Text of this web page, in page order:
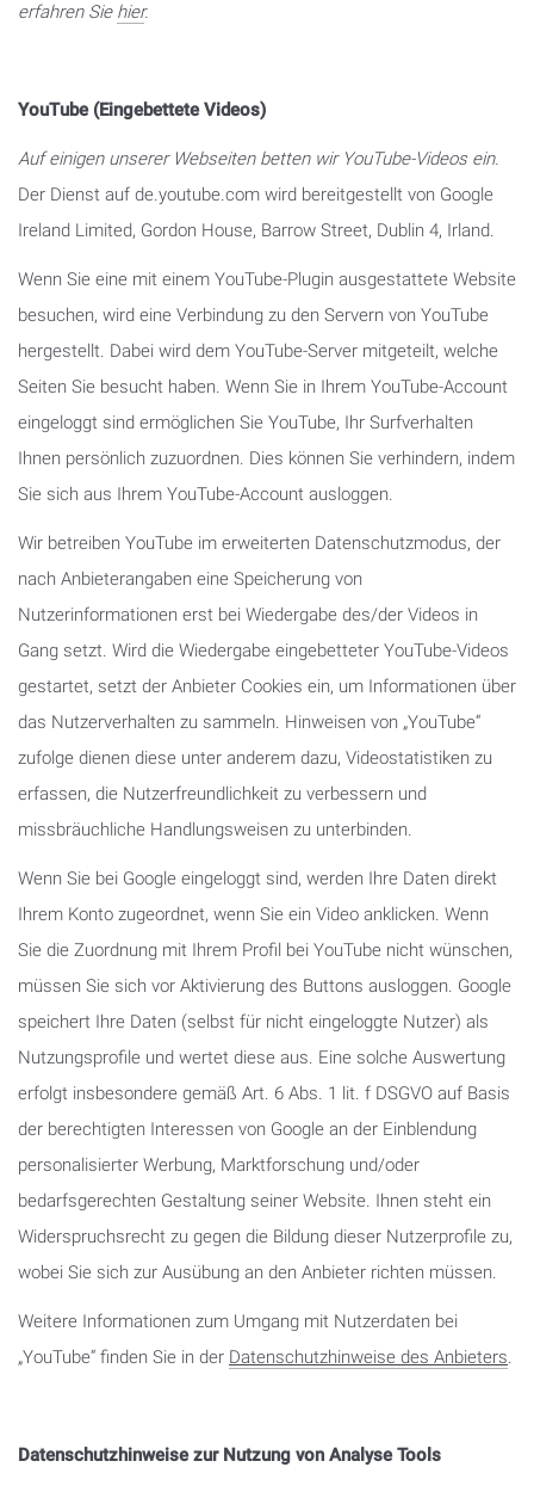
erfahren Sie hier.
YouTube (Eingebettete Videos)
Auf einigen unserer Webseiten betten wir YouTube-Videos ein.
Der Dienst auf de.youtube.com wird bereitgestellt von Google
Ireland Limited, Gordon House, Barrow Street, Dublin 4, Irland.
Wenn Sie eine mit einem YouTube-Plugin ausgestattete Website
besuchen, wird eine Verbindung zu den Servern von YouTube
hergestellt. Dabei wird dem YouTube-Server mitgeteilt, welche
Seiten Sie besucht haben. Wenn Sie in Ihrem YouTube-Account
eingeloggt sind ermöglichen Sie YouTube, Ihr Surfverhalten
Ihnen persönlich zuzuordnen. Dies können Sie verhindern, indem
Sie sich aus Ihrem YouTube-Account ausloggen.
Wir betreiben YouTube im erweiterten Datenschutzmodus, der
nach Anbieterangaben eine Speicherung von
Nutzerinformationen erst bei Wiedergabe des/der Videos in
Gang setzt. Wird die Wiedergabe eingebetteter YouTube-Videos
gestartet, setzt der Anbieter Cookies ein, um Informationen über
das Nutzerverhalten zu sammeln. Hinweisen von „YouTube“
zufolge dienen diese unter anderem dazu, Videostatistiken zu
erfassen, die Nutzerfreundlichkeit zu verbessern und
missbräuchliche Handlungsweisen zu unterbinden.
Wenn Sie bei Google eingeloggt sind, werden Ihre Daten direkt
Ihrem Konto zugeordnet, wenn Sie ein Video anklicken. Wenn
Sie die Zuordnung mit Ihrem Profil bei YouTube nicht wünschen,
müssen Sie sich vor Aktivierung des Buttons ausloggen. Google
speichert Ihre Daten (selbst für nicht eingeloggte Nutzer) als
Nutzungsprofile und wertet diese aus. Eine solche Auswertung
erfolgt insbesondere gemäß Art. 6 Abs. 1 lit. f DSGVO auf Basis
der berechtigten Interessen von Google an der Einblendung
personalisierter Werbung, Marktforschung und/oder
bedarfsgerechten Gestaltung seiner Website. Ihnen steht ein
Widerspruchsrecht zu gegen die Bildung dieser Nutzerprofile zu,
wobei Sie sich zur Ausübung an den Anbieter richten müssen.
Weitere Informationen zum Umgang mit Nutzerdaten bei
„YouTube“ finden Sie in der Datenschutzhinweise des Anbieters.
Datenschutzhinweise zur Nutzung von Analyse Tools